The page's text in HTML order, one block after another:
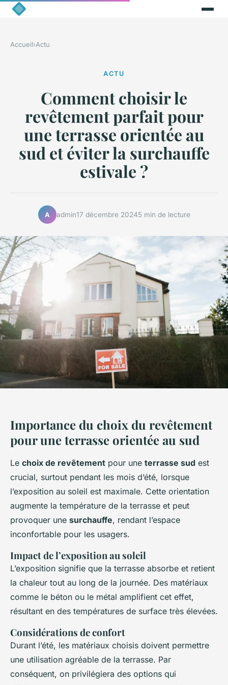
Accueil›Actu
ACTU
Comment choisir le
revêtement parfait pour
une terrasse orientée au
sud et éviter la surchauffe
estivale ?
A admin17 décembre 20245 min de lecture
Importance du choix du revêtement
pour une terrasse orientée au sud
Le choix de revêtement pour une terrasse sud est
crucial, surtout pendant les mois d’été, lorsque
l’exposition au soleil est maximale. Cette orientation
augmente la température de la terrasse et peut
provoquer une surchauffe, rendant l’espace
inconfortable pour les usagers.
Impact de l’exposition au soleil
L’exposition signifie que la terrasse absorbe et retient
la chaleur tout au long de la journée. Des matériaux
comme le béton ou le métal amplifient cet effet,
résultant en des températures de surface très élevées.
Considérations de confort
Durant l’été, les matériaux choisis doivent permettre
une utilisation agréable de la terrasse. Par
conséquent, on privilégiera des options qui